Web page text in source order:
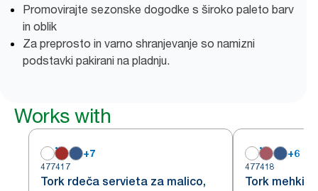
Promovirajte sezonske dogodke s široko paleto barv
in oblik
Za preprosto in varno shranjevanje so namizni
podstavki pakirani na pladnju.
Works with
+7
477417
Tork rdeča servieta za malico,
+6
477418
Tork mehki